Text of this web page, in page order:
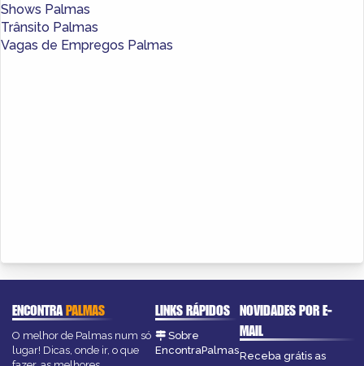
Shows Palmas
Trânsito Palmas
Vagas de Empregos Palmas
ENCONTRAPALMAS
O melhor de Palmas num só
lugar! Dicas, onde ir, o que
LINKS RÁPIDOS
Sobre
EncontraPalmas
NOVIDADES POR E-
MAIL
Receba grátis as